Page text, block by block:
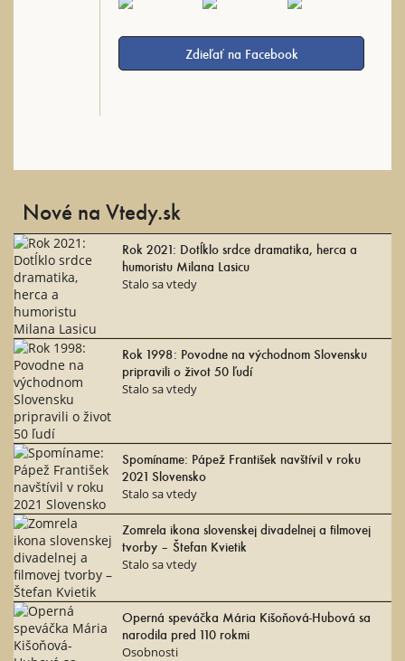
Zdieľať na Facebook
Nové na Vtedy.sk
Rok 2021: Dotĺklo srdce dramatika, herca a
humoristu Milana Lasicu
Stalo sa vtedy
Rok 1998: Povodne na východnom Slovensku
pripravili o život 50 ľudí
Stalo sa vtedy
Spomíname: Pápež František navštívil v roku
2021 Slovensko
Stalo sa vtedy
Zomrela ikona slovenskej divadelnej a filmovej
tvorby – Štefan Kvietik
Stalo sa vtedy
Operná speváčka Mária Kišoňová-Hubová sa
narodila pred 110 rokmi
Osobnosti